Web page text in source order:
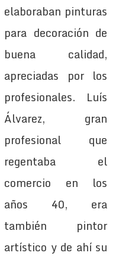
elaboraban pinturas
para decoración de
buena calidad,
apreciadas por los
profesionales. Luís
Álvarez, gran
profesional que
regentaba el
comercio en los
años 40, era
también pintor
artístico y de ahí su